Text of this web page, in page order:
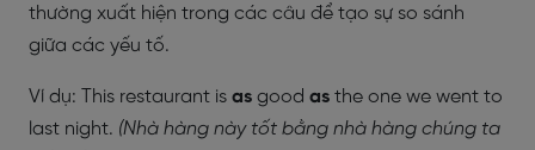
thường xuất hiện trong các câu để tạo sự so sánh
giữa các yếu tố.
Ví dụ: This restaurant is as good as the one we went to
last night. (Nhà hàng này tốt bằng nhà hàng chúng ta